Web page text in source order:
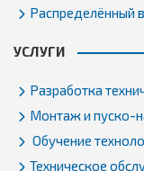
Распределённый
УСЛУГИ
Разработка
Монтаж и пуско-
Обучение
Техническое